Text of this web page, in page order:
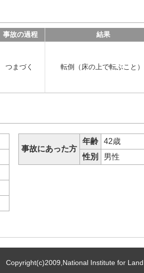
事故の過程 結果
つまづく 転倒（床の上で転ぶこと）
事故にあった方
年齢
42歳
性別
男性
Institute for